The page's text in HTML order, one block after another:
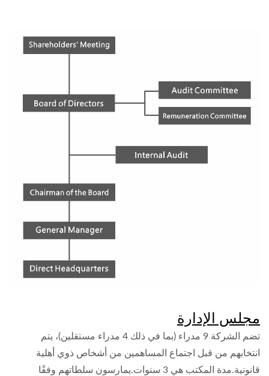
مجلس الإدارة
تضم الشركة 9 مدراء (بما في ذلك 4 مدراء مستقلين)، يتم
انتخابهم من قبل اجتماع المساهمين من أشخاص ذوي أهلية
قانونية.مدة المكتب هي 3 سنوات.يمارسون سلطاتهم وفقًا